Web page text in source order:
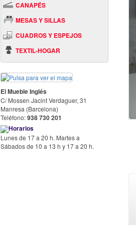
CANAPÉS
MESAS Y SILLAS
CUADROS Y ESPEJOS
TEXTIL-HOGAR
El Mueble Inglés
C/ Mossen Jacint Verdaguer, 31
Manresa (Barcelona)
Teléfono:938 730 201
Horarios
Lunes de 17 a 20 h. Martes a
Sábados de 10 a 13 h y 17 a 20 h.